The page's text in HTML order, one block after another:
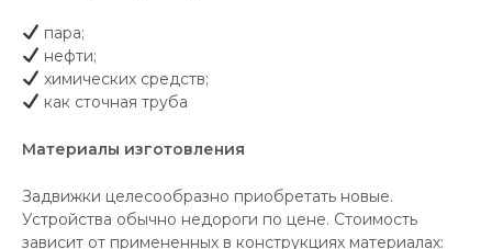
пара;
нефти;
химических средств;
как сточная труба
Материалы изготовления
Задвижки целесообразно приобретать новые.
Устройства обычно недороги по цене. Стоимость
зависит от примененных в конструкциях материалах: